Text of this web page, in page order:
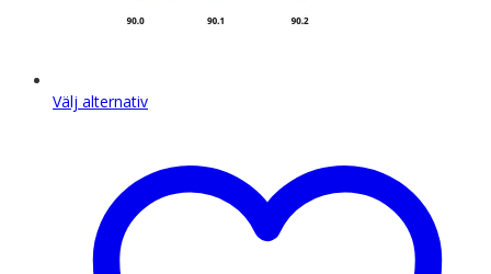
Välj alternativDen
har
varianter.